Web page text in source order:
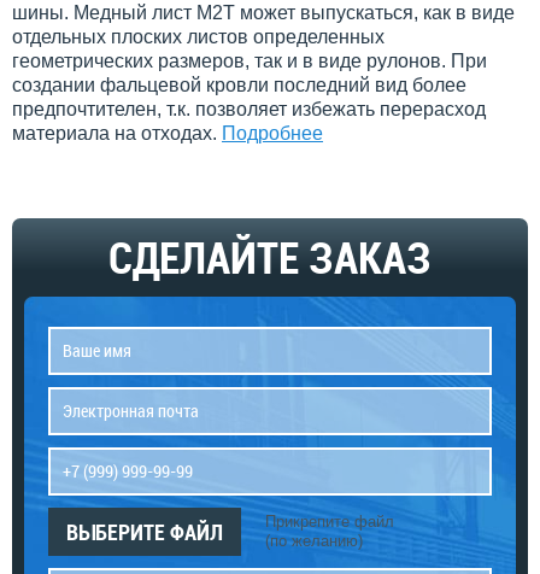
шины. Медный лист М2Т может выпускаться, как в виде
отдельных плоских листов определенных
геометрических размеров, так и в виде рулонов. При
создании фальцевой кровли последний вид более
предпочтителен, т.к. позволяет избежать перерасход
материала на отходах. Подробнее
СДЕЛАЙТЕ ЗАКАЗ
ВЫБЕРИТЕ ФАЙЛ
Прикрепите файл
(по желанию)